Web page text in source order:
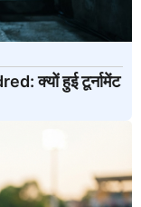
क्यों हुई टूर्नामेंट